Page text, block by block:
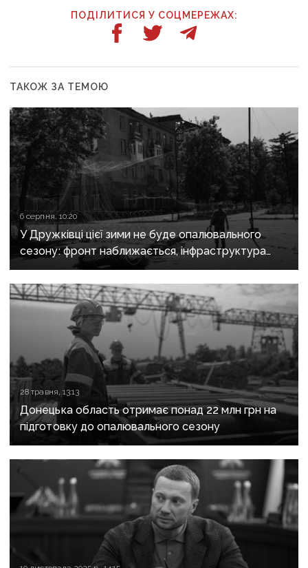
ПОДІЛИТИСЯ У СОЦМЕРЕЖАХ:
ТАКОЖ ЗА ТЕМОЮ
6 серпня, 10:20
У Дружківці цієї зими не буде опалювального
сезону: фронт наближається, інфраструктура
критично зруйнована
28 травня, 13:13
Донецька область отримає понад 22 млн грн на
підготовку до опалювального сезону